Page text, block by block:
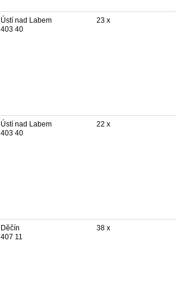
Ústí nad Labem
403 40
23 x
Ústí nad Labem
403 40
22 x
Děčín
407 11
38 x